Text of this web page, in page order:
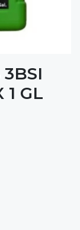
1 GL